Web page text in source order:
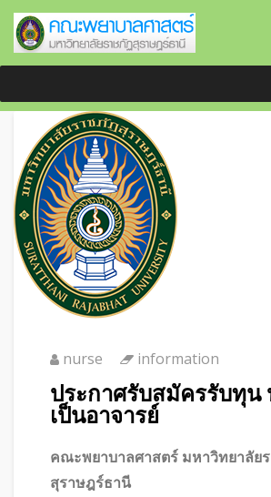
nurse information
ประกาศรับสมัครรับทุน
เป็นอาจารย์
คณะพยาบาลศาสตร์ มหาวิทยาลัย
สุราษฎร์ธานี